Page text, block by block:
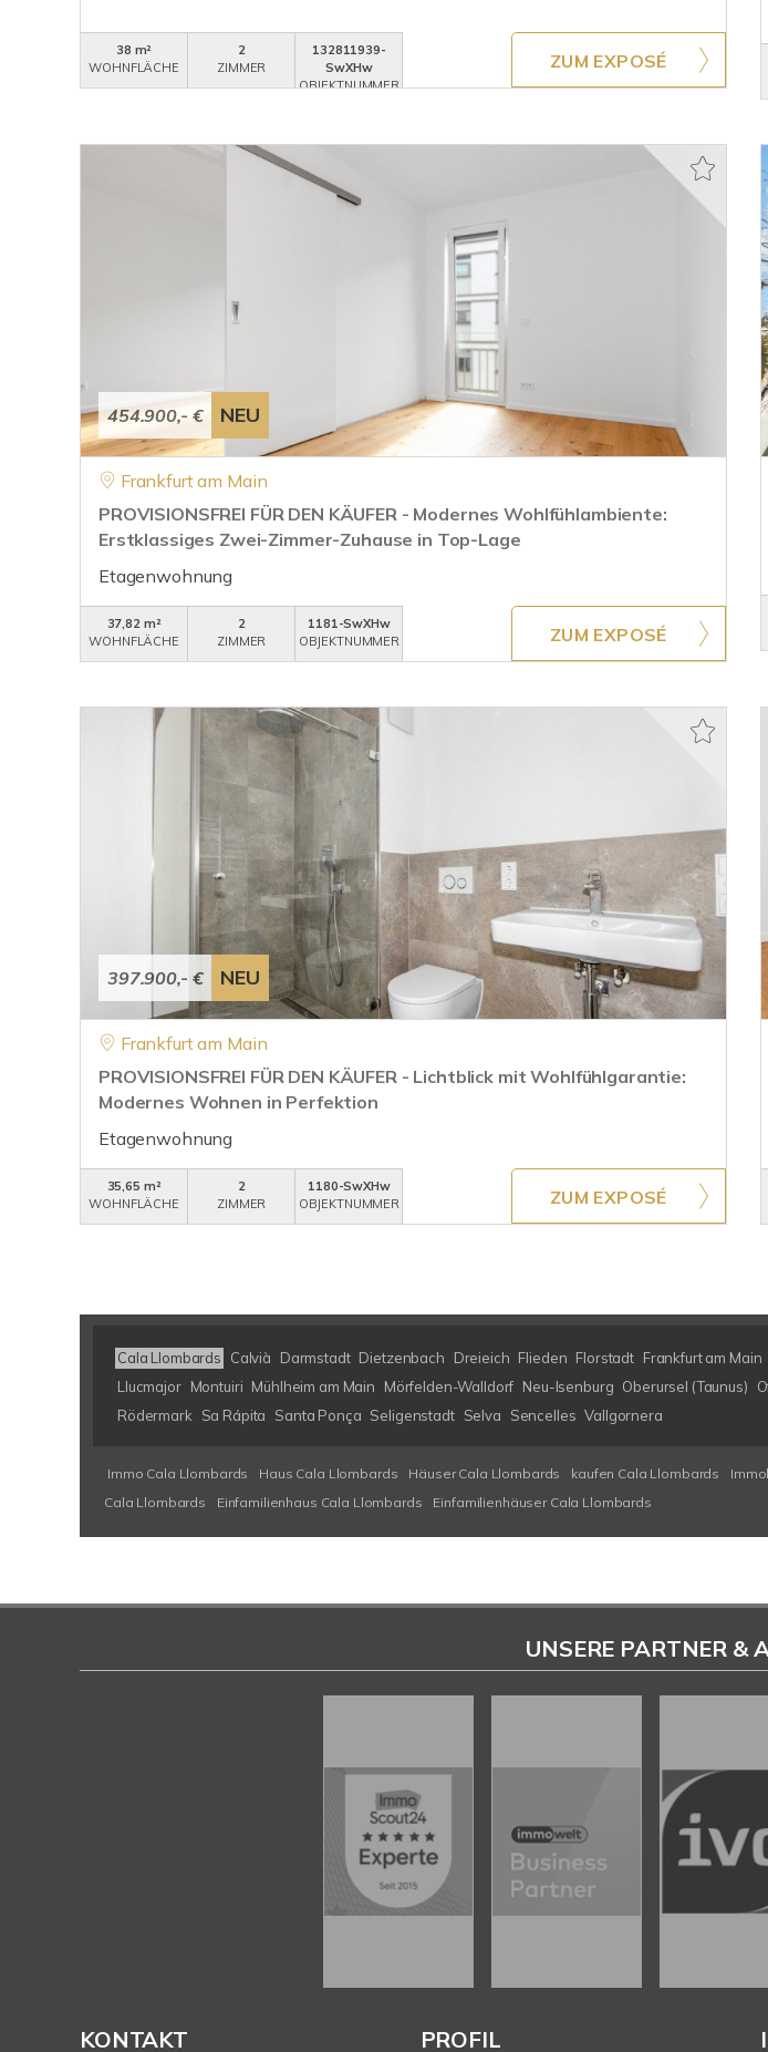
38 m²
WOHNFLÄCHE
2
ZIMMER
132811939-
SwXHw
OBJEKTNUMMER
ZUM EXPOSÉ
454.900,- € NEU
Frankfurt am Main
PROVISIONSFREI FÜR DEN KÄUFER - Modernes Wohlfühlambiente:
Erstklassiges Zwei-Zimmer-Zuhause in Top-Lage
Etagenwohnung
37,82 m²
WOHNFLÄCHE
2
ZIMMER
1181-SwXHw
OBJEKTNUMMER
ZUM EXPOSÉ
397.900,- € NEU
Frankfurt am Main
PROVISIONSFREI FÜR DEN KÄUFER - Lichtblick mit Wohlfühlgarantie:
Modernes Wohnen in Perfektion
Etagenwohnung
35,65 m²
WOHNFLÄCHE
2
ZIMMER
1180-SwXHw
OBJEKTNUMMER
ZUM EXPOSÉ
Cala Llombards Calvià Darmstadt Dietzenbach Dreieich Flieden Florstadt Frankfurt am Main
Llucmajor Montuiri Mühlheim am Main Mörfelden-Walldorf Neu-Isenburg Oberursel (Taunus)
Rödermark
Sa Rápita Santa Ponça Seligenstadt Selva Sencelles Vallgornera
Immo Cala Llombards Haus Cala Llombards Häuser Cala Llombards kaufen Cala Llombards
Cala Llombards
Einfamilienhaus Cala Llombards Einfamilienhäuser Cala Llombards
UNSERE PARTNER &
KONTAKT PROFIL